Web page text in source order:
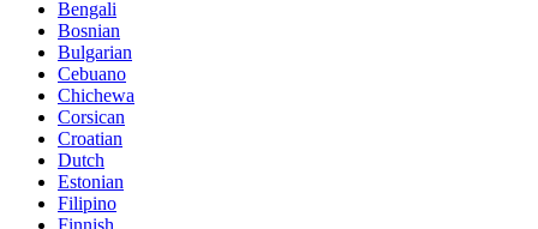
Bengali
Bosnian
Bulgarian
Cebuano
Chichewa
Corsican
Croatian
Dutch
Estonian
Filipino
Finnish